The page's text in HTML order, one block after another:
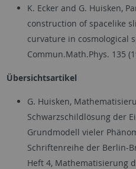
K. Ecker and G. Huisken,
construction of spacelike
curvature in cosmological
Commun.Math.Phys. 135
Übersichtsartikel
G. Huisken,
Schwarzschildlösung der
Grundmodell vieler
Schriftenreihe der Berlin-
Heft 4, Mathematisierung